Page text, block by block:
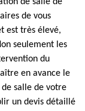
de vous
est très élevé,
seulement les
du
en avance le
salle de votre
un devis détaillé